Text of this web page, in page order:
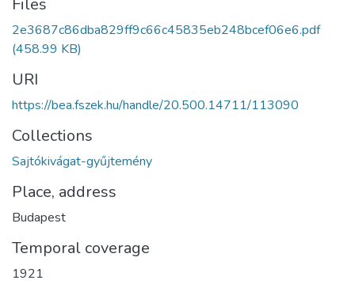
Files
2e3687c86dba829ff9c66c45835eb248bcef06e6.pdf
(458.99 KB)
URI
https://bea.fszek.hu/handle/20.500.14711/113090
Collections
Sajtókivágat-gyűjtemény
Place, address
Budapest
Temporal coverage
1921